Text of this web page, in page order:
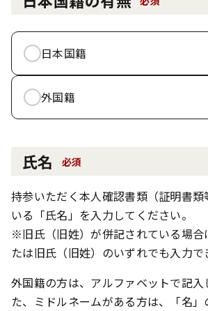
日本国籍
外国籍
氏名 必須
持参いただく本人確認書類（証明書
いる「氏名」を入力してください。
※旧氏（旧姓）が併記されている場合
たは旧氏（旧姓）のいずれでも入力で
外国籍の方は、アルファベットで記
た、ミドルネームがある方は、「名」